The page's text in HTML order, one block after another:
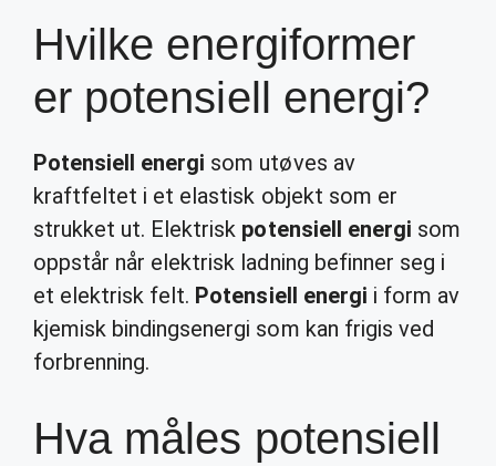
Hvilke energiformer
er potensiell energi?
Potensiell energi som utøves av
kraftfeltet i et elastisk objekt som er
strukket ut. Elektrisk potensiell energi som
oppstår når elektrisk ladning befinner seg i
et elektrisk felt. Potensiell energi i form av
kjemisk bindingsenergi som kan frigis ved
forbrenning.
Hva måles potensiell